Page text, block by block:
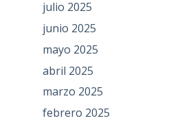
julio 2025
junio 2025
mayo 2025
abril 2025
marzo 2025
febrero 2025